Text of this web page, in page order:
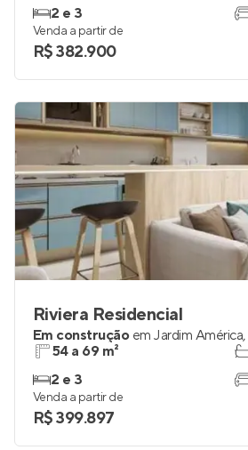
2 e 3
Venda a partir de
R$ 382.900
Riviera Residencial
Em construção em Jardim América,
54 a 69 m²
2 e 3
Venda a partir de
R$ 399.897